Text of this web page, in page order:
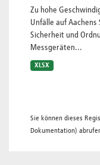
Zu hohe
Unfälle auf
Sicherheit und
Messgeräten...
XLSX
Sie können dieses
Dokumentation)